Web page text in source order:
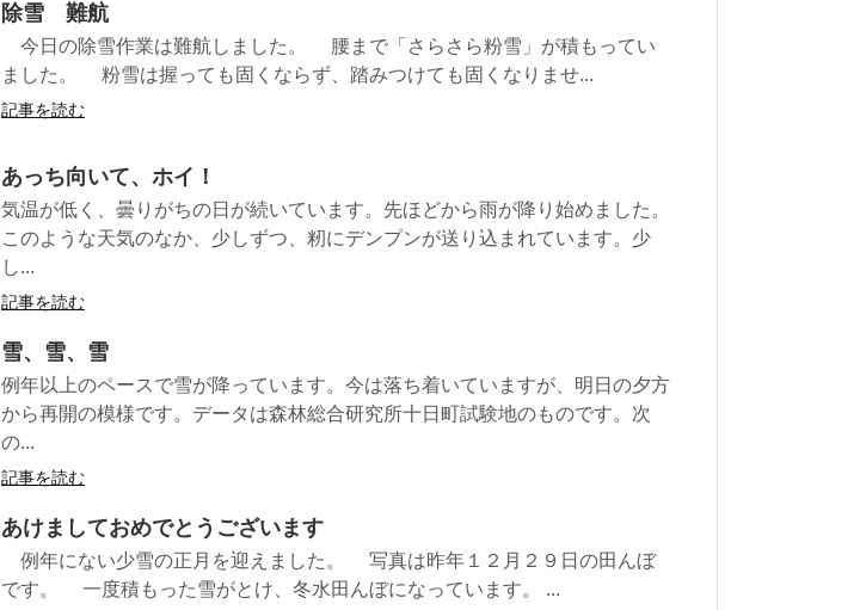
除雪 難航
今日の除雪作業は難航しました。 腰まで「さらさら粉雪」が積もってい
ました。 粉雪は握っても固くならず、踏みつけても固くなりませ...
記事を読む
あっち向いて、ホイ！
気温が低く、曇りがちの日が続いています。先ほどから雨が降り始めました。
このような天気のなか、少しずつ、籾にデンプンが送り込まれています。少
し...
記事を読む
雪、雪、雪
例年以上のペースで雪が降っています。今は落ち着いていますが、明日の夕方
から再開の模様です。データは森林総合研究所十日町試験地のものです。次
の...
記事を読む
あけましておめでとうございます
例年にない少雪の正月を迎えました。 写真は昨年１２月２９日の田んぼ
です。 一度積もった雪がとけ、冬水田んぼになっています。 ...